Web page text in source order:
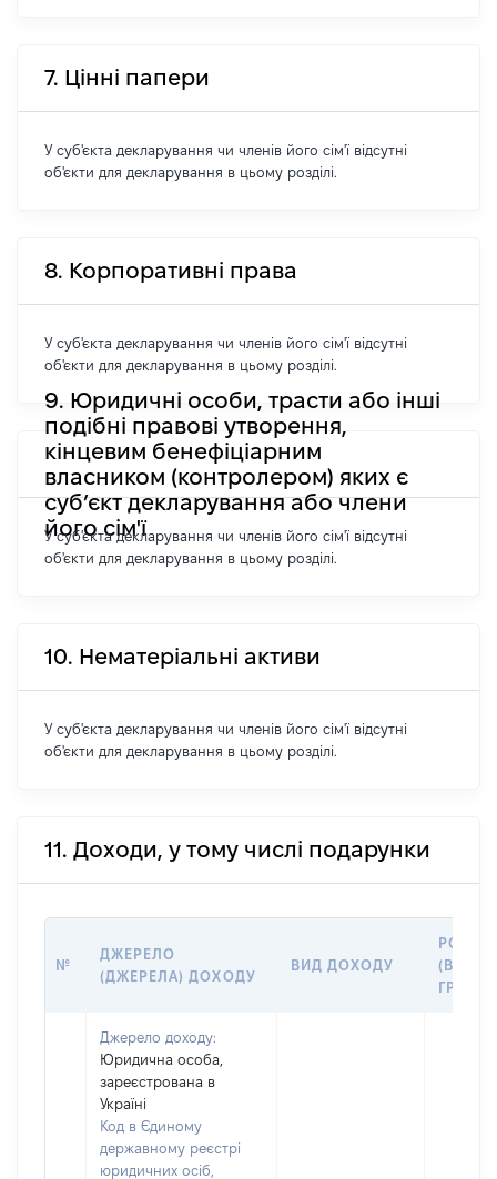
7. Цінні папери
У суб'єкта декларування чи членів його сім'ї відсутні
об'єкти для декларування в цьому розділі.
8. Корпоративні права
У суб'єкта декларування чи членів його сім'ї відсутні
об'єкти для декларування в цьому розділі.
9. Юридичні особи, трасти або інші
подібні правові утворення,
кінцевим бенефіціарним
власником (контролером) яких є
суб’єкт декларування або члени
його сім'ї
У суб'єкта декларування чи членів його сім'ї відсутні
об'єкти для декларування в цьому розділі.
10. Нематеріальні активи
У суб'єкта декларування чи членів його сім'ї відсутні
об'єкти для декларування в цьому розділі.
11. Доходи, у тому числі подарунки
№
ДЖЕРЕЛО
(ДЖЕРЕЛА) ДОХОДУ
ВИД ДОХОДУ
ГРН
Джерело доходу:
Юридична особа,
зареєстрована в
Україні
Код в Єдиному
державному реєстрі
юридичних осіб,